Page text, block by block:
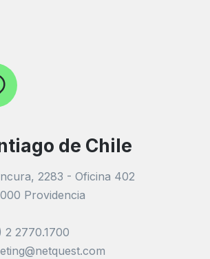
de Chile
2283 - Oficina 402
Providencia
2 2770.1700